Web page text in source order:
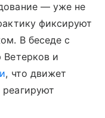
— уже не
фиксируют
В беседе с
Ветерков и
, что движет